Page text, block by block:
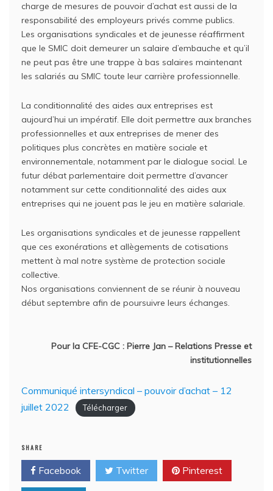
charge de mesures de pouvoir d’achat est aussi de la
responsabilité des employeurs privés comme publics.
Les organisations syndicales et de jeunesse réaffirment
que le SMIC doit demeurer un salaire d’embauche et qu’il
ne peut pas être une trappe à bas salaires maintenant
les salariés au SMIC toute leur carrière professionnelle.
La conditionnalité des aides aux entreprises est
aujourd’hui un impératif. Elle doit permettre aux branches
professionnelles et aux entreprises de mener des
politiques plus concrètes en matière sociale et
environnementale, notamment par le dialogue social. Le
futur débat parlementaire doit permettre d’avancer
notamment sur cette conditionnalité des aides aux
entreprises qui ne jouent pas le jeu en matière salariale.
Les organisations syndicales et de jeunesse rappellent
que ces exonérations et allègements de cotisations
mettent à mal notre système de protection sociale
collective.
Nos organisations conviennent de se réunir à nouveau
début septembre afin de poursuivre leurs échanges.
Pour la CFE-CGC : Pierre Jan – Relations Presse et
institutionnelles
Communiqué intersyndical – pouvoir d’achat – 12
juillet 2022
Télécharger
SHARE
Facebook Twitter Pinterest